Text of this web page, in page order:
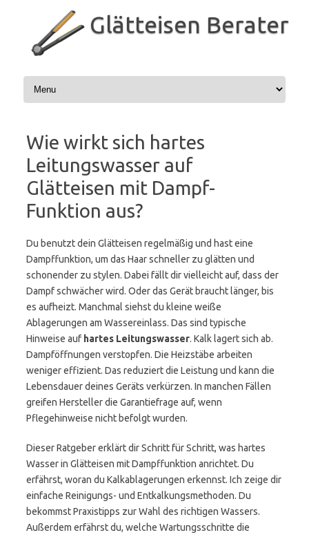
Glätteisen Berater
Wie wirkt sich hartes
Leitungswasser auf
Glätteisen mit Dampf-
Funktion aus?
Du benutzt dein Glätteisen regelmäßig und hast eine
Dampffunktion, um das Haar schneller zu glätten und
schonender zu stylen. Dabei fällt dir vielleicht auf, dass der
Dampf schwächer wird. Oder das Gerät braucht länger, bis
es aufheizt. Manchmal siehst du kleine weiße
Ablagerungen am Wassereinlass. Das sind typische
Hinweise auf hartes Leitungswasser. Kalk lagert sich ab.
Dampföffnungen verstopfen. Die Heizstäbe arbeiten
weniger effizient. Das reduziert die Leistung und kann die
Lebensdauer deines Geräts verkürzen. In manchen Fällen
greifen Hersteller die Garantiefrage auf, wenn
Pflegehinweise nicht befolgt wurden.
Dieser Ratgeber erklärt dir Schritt für Schritt, was hartes
Wasser in Glätteisen mit Dampffunktion anrichtet. Du
erfährst, woran du Kalkablagerungen erkennst. Ich zeige dir
einfache Reinigungs- und Entkalkungsmethoden. Du
bekommst Praxistipps zur Wahl des richtigen Wassers.
Außerdem erfährst du, welche Wartungsschritte die